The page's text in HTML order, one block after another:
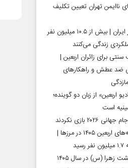
ناایمن تهران تعیین تکلیف
آمار معلولیت در ایران | بیش از ۱۰.۵ میلیون نفر
زندگی می‌کنند
برای زائران اربعین |
ضد عطش و راهکارهای
اربعین» از زبان دو گوینده؛
است
بازی نکردند
آغاز رسمی برنامه‌های اربعین ۱۴۰۵ در مرز‌ها |
قیمت قبر در بهشت زهرا (س) در سال ۱۴۰۵